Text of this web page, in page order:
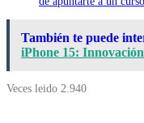
También te puede
iPhone 15:
Veces leido 2.940